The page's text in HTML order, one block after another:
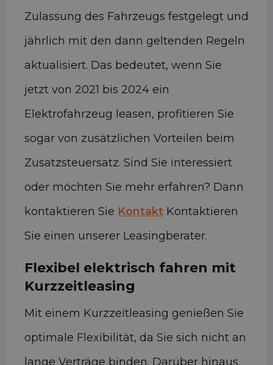
Zulassung des Fahrzeugs festgelegt und
jährlich mit den dann geltenden Regeln
aktualisiert. Das bedeutet, wenn Sie
jetzt von 2021 bis 2024 ein
Elektrofahrzeug leasen, profitieren Sie
sogar von zusätzlichen Vorteilen beim
Zusatzsteuersatz. Sind Sie interessiert
oder möchten Sie mehr erfahren? Dann
kontaktieren Sie Kontakt Kontaktieren
Sie einen unserer Leasingberater.
Flexibel elektrisch fahren mit
Kurzzeitleasing
Mit einem Kurzzeitleasing genießen Sie
optimale Flexibilität, da Sie sich nicht an
lange Verträge binden. Darüber hinaus